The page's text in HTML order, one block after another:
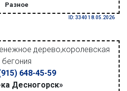
Разное
ID: 3340 18.05.2026
дерево,королевская
бегония
648-45-59
Десногорск»